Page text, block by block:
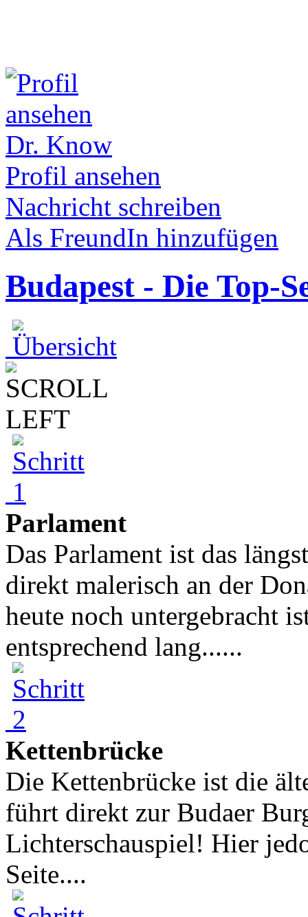
Dr. Know
Profil ansehen
Nachricht schreiben
Als FreundIn hinzufügen
Budapest - Die Top-
Parlament
Das Parlament ist das
direkt malerisch an der
heute noch untergebracht
entsprechend lang......
Kettenbrücke
Die Kettenbrücke ist die
führt direkt zur Budaer
Lichterschauspiel! Hier
Seite....